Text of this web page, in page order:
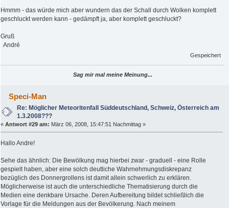
Hmmm - das würde mich aber wundern das der Schall durch Wolken komplett
geschluckt werden kann - gedämpft ja, aber komplett geschluckt?
Gruß
André
Gespeichert
Sag mir mal meine Meinung...
Speci-Man
Re: Möglicher Meteoritenfall Süddeutschland, Schweiz, Österreich am
1.3.2008???
« Antwort #29 am: März 06, 2008, 15:47:51 Nachmittag »
Hallo Andre!
Sehe das ähnlich: Die Bewölkung mag hierbei zwar - graduell - eine Rolle
gespielt haben, aber eine solch deutliche Wahrnehmungsdiskrepanz
bezüglich des Donnergrollens ist damit allein schwerlich zu erklären.
Möglicherweise ist auch die unterschiedliche Thematisierung durch die
Medien eine denkbare Ursache. Deren Aufbereitung bildet schließlich die
Vorlage für die Meldungen aus der Bevölkerung. Nach meinem